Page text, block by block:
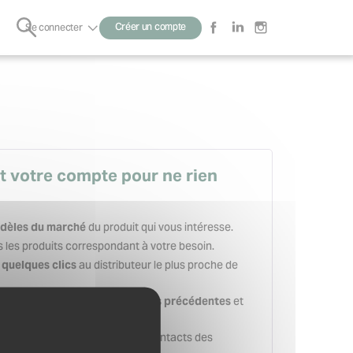
Rechercher
Se connecter
Sous-
menu
Créer un compte
votre compte pour ne rien
du marchédu produit qui vous intéresse.
les produits correspondant à votre besoin.
quelques clicsau distributeur le plus proche de
vos recherches et demandes précédenteset
en sauvegardant les contacts des